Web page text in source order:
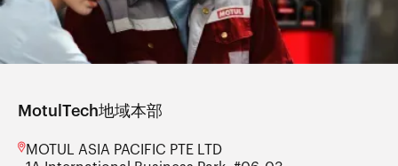
MotulTech地域本部
MOTUL ASIA PACIFIC PTE LTD